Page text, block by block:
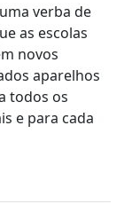
verba de
as escolas
novos
aparelhos
todos os
e para cada